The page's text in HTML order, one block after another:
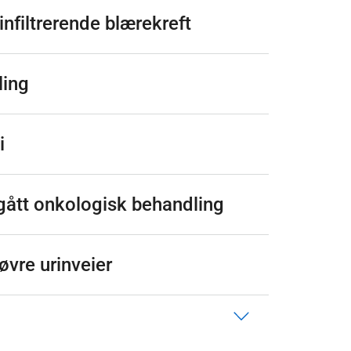
blærekreft
onkologisk behandling
urinveier